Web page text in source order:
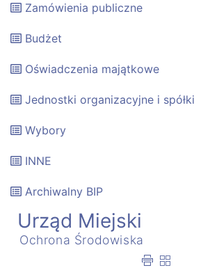
Zamówienia publiczne
Budżet
Oświadczenia majątkowe
Jednostki organizacyjne i spółki
Wybory
INNE
Archiwalny BIP
Urząd Miejski
Ochrona Środowiska